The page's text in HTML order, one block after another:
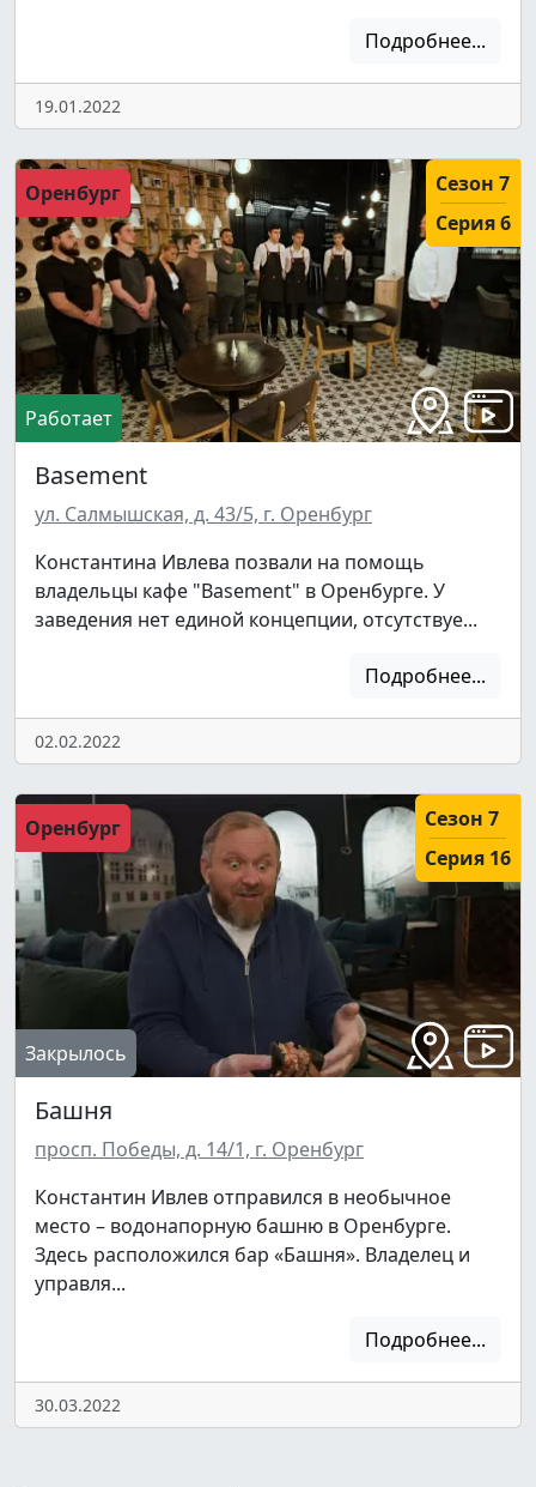
Подробнее...
19.01.2022
Оренбург
Сезон 7
Серия 6
Работает
Basement
ул. Салмышская, д. 43/5, г. Оренбург
Константина Ивлева позвали на помощь
владельцы кафе "Basement" в Оренбурге. У
заведения нет единой концепции, отсутствуе...
Подробнее...
02.02.2022
Оренбург
Сезон 7
Серия 16
Закрылось
Башня
просп. Победы, д. 14/1, г. Оренбург
Константин Ивлев отправился в необычное
место – водонапорную башню в Оренбурге.
Здесь расположился бар «Башня». Владелец и
управля...
Подробнее...
30.03.2022